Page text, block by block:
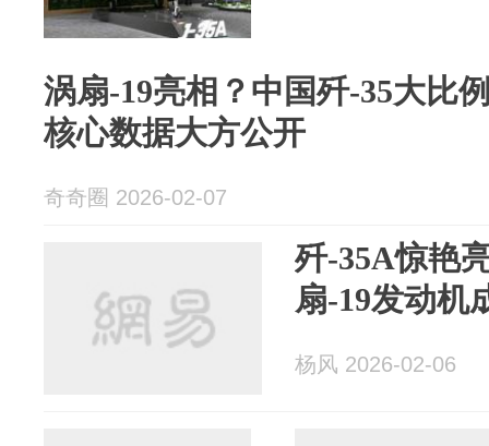
涡扇-19亮相？中国歼-35大比
核心数据大方公开
奇奇圈 2026-02-07
歼-35A惊艳
扇-19发动机
杨风 2026-02-06